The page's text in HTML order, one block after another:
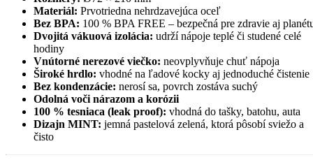
Materiál: Prvotriedna nehrdzavejúca oceľ
Bez BPA: 100 % BPA FREE – bezpečná pre zdravie aj
Dvojitá vákuová izolácia: udrží nápoje teplé či studené celé
hodiny
Vnútorné nerezové viečko: neovplyvňuje chuť nápoja
Široké hrdlo: vhodné na ľadové kocky aj jednoduché čistenie
Bez kondenzácie: nerosí sa, povrch zostáva suchý
Odolná voči nárazom a korózii
100 % tesniaca (leak proof): vhodná do tašky, batohu, auta
Dizajn MINT: jemná pastelová zelená, ktorá pôsobí sviežo a
čisto